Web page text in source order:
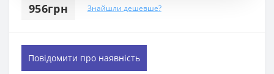
956грн Знайшли дешевше?
Повідомити про наявність